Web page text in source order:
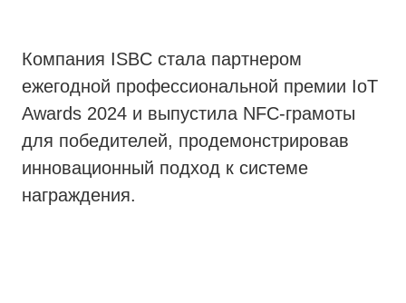
Компания ISBC стала партнером
ежегодной профессиональной премии IoT
Awards 2024 и выпустила NFC-грамоты
для победителей, продемонстрировав
инновационный подход к системе
награждения.